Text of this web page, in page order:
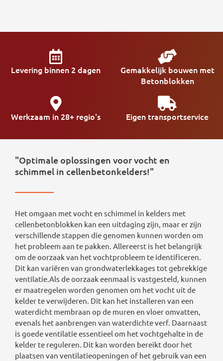
Levering binnen 2 dagen
Gemakkelijk bouwen met
Betonblokken
Werkzaam in 28+ regio's Eigen transportservice
"Optimale oplossingen voor vocht en
schimmel in cellenbetonkelders!"
Het omgaan met vocht en schimmel in kelders met
cellenbetonblokken kan een uitdaging zijn, maar er zijn
verschillende stappen die genomen kunnen worden om
het probleem aan te pakken. Allereerst is het belangrijk
om de oorzaak van het vochtprobleem te identificeren.
Dit kan variëren van grondwaterlekkages tot gebrekkige
ventilatie.Als de oorzaak eenmaal is vastgesteld, kunnen
er maatregelen worden genomen om het vocht uit de
kelder te verwijderen. Dit kan het installeren van een
waterdicht membraan op de muren en vloer omvatten,
evenals het aanbrengen van waterdichte verf. Daarnaast
is goede ventilatie essentieel om het vochtgehalte in de
kelder te reguleren. Dit kan worden bereikt door het
plaatsen van ventilatieopeningen of het gebruik van een